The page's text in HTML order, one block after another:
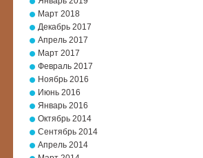
Март 2018
Декабрь 2017
Апрель 2017
Март 2017
Февраль 2017
Ноябрь 2016
Июнь 2016
Январь 2016
Октябрь 2014
Сентябрь 2014
Апрель 2014